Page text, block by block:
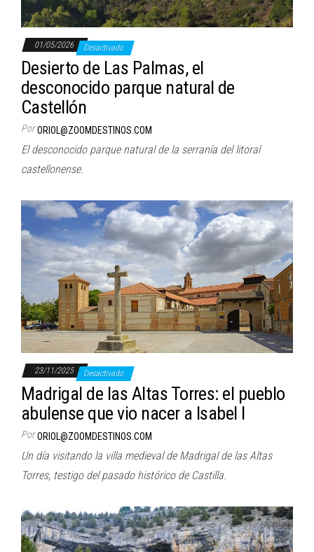
01/05/2026 Desactivado
Desierto de Las Palmas, el
desconocido parque natural de
Castellón
Por ORIOL@ZOOMDESTINOS.COM
El desconocido parque natural de la serranía del litoral
castellonense.
23/11/2025 Desactivado
Madrigal de las Altas Torres: el pueblo
abulense que vio nacer a Isabel I
Por ORIOL@ZOOMDESTINOS.COM
Un día visitando la villa medieval de Madrigal de las Altas
Torres, testigo del pasado histórico de Castilla.